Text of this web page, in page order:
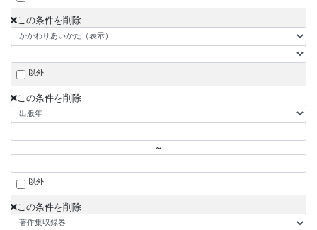
この条件を削除
以外
この条件を削除
~
以外
この条件を削除